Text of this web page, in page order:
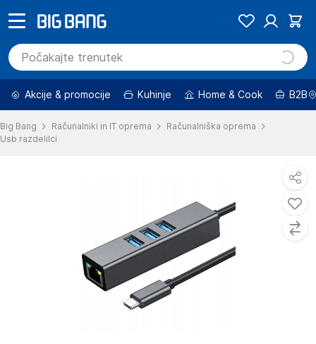
Akcije & promocije Kuhinje Home & Cook B2B
Big Bang Računalniki in IT oprema
Računalniška oprema
Usb razdelilci